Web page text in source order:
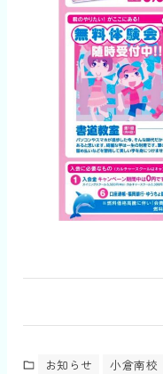
お知らせ 小倉南校